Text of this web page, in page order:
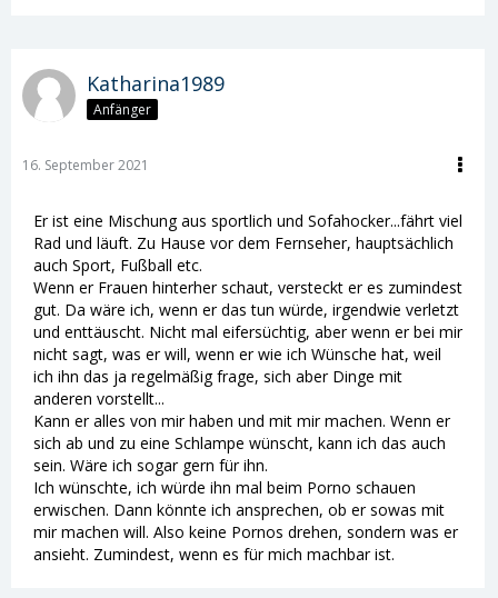
Katharina1989
Anfänger
16. September 2021
Er ist eine Mischung aus sportlich und Sofahocker...fährt viel
Rad und läuft. Zu Hause vor dem Fernseher, hauptsächlich
auch Sport, Fußball etc.
Wenn er Frauen hinterher schaut, versteckt er es zumindest
gut. Da wäre ich, wenn er das tun würde, irgendwie verletzt
und enttäuscht. Nicht mal eifersüchtig, aber wenn er bei mir
nicht sagt, was er will, wenn er wie ich Wünsche hat, weil
ich ihn das ja regelmäßig frage, sich aber Dinge mit
anderen vorstellt...
Kann er alles von mir haben und mit mir machen. Wenn er
sich ab und zu eine Schlampe wünscht, kann ich das auch
sein. Wäre ich sogar gern für ihn.
Ich wünschte, ich würde ihn mal beim Porno schauen
erwischen. Dann könnte ich ansprechen, ob er sowas mit
mir machen will. Also keine Pornos drehen, sondern was er
ansieht. Zumindest, wenn es für mich machbar ist.